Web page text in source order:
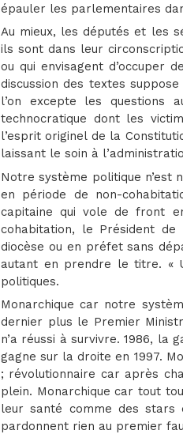
épauler les parlementaires
Au mieux, les députés et les
ils sont dans leur
ou qui envisagent d’occuper
discussion des textes
l’on excepte les questions
technocratique dont les
l’esprit originel de la
laissant le soin à
Notre système politique n’est
en période de non-
capitaine qui vole de front
cohabitation, le Président
diocèse ou en préfet sans
autant en prendre le titre. «
politiques.
Monarchique car notre
dernier plus le Premier
n’a réussi à survivre. 1986, la
gagne sur la droite en 1997.
; révolutionnaire car après
plein. Monarchique car tout
leur santé comme des stars
pardonnent rien au premier